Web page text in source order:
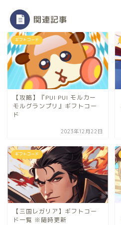
関連記事
ギフトコード
【攻略】『PUI PUI モルカー
モルグランプリ』ギフトコー
ド
2023年12月22日
ギフトコード
【三国レガリア】ギフトコー
ド一覧 ※随時更新